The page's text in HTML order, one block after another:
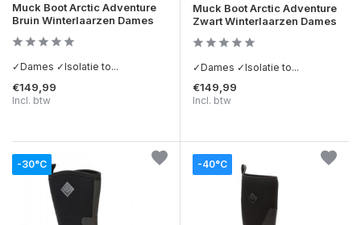
Muck Boot Arctic Adventure
Bruin Winterlaarzen Dames
✓Dames ✓Isolatie to...
€149,99
Incl. btw
Muck Boot Arctic Adventure
Zwart Winterlaarzen Dames
✓Dames ✓Isolatie to...
€149,99
Incl. btw
-30°C -40°C